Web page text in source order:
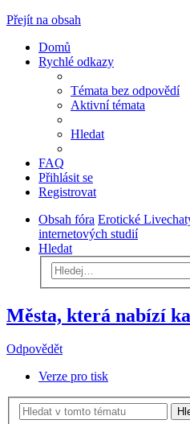
Přejít na obsah
Domů
Rychlé odkazy
Témata bez odpovědí
Aktivní témata
Hledat
FAQ
Přihlásit se
Registrovat
Obsah fóra Erotické
internetových studií
Hledat
Města, která nabízí
Odpovědět
Verze pro tisk